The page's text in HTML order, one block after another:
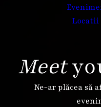
Locatii
Meet
Ne-ar plăcea să